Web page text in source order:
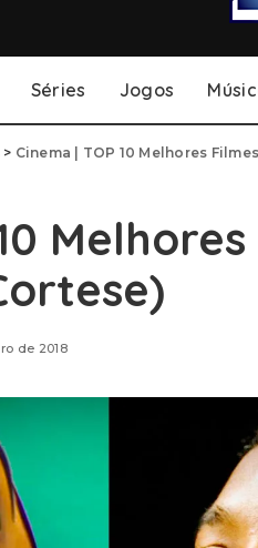
Séries Jogos
> Cinema | TOP 10 Melhores
de 2018